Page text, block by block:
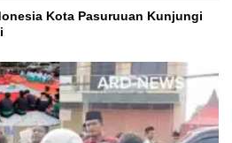
Kota Pasuruuan Kunjungi